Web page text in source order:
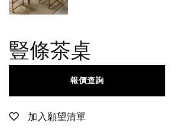
豎條茶桌
加入願望清單
報價查詢